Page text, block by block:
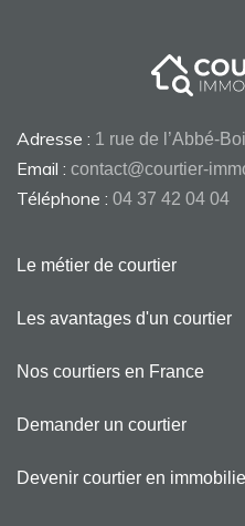
Adresse : 1 rue de l’Abbé-
Email : contact@courtier-
Téléphone : 04 37 42 04 04
Le métier de courtier
Les avantages d'un courtier
Nos courtiers en France
Demander un courtier
Devenir courtier en